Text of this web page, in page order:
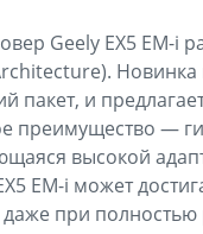
Geely EX5 EM-i
пакет, и
преимущество —
высокой
EM-i может
при полностью